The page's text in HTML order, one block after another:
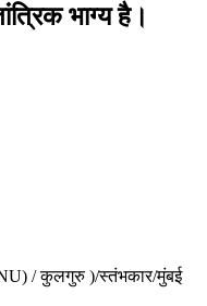
भाग्य है।
/ कुलगुरु )/स्तंभकार/मुंबई